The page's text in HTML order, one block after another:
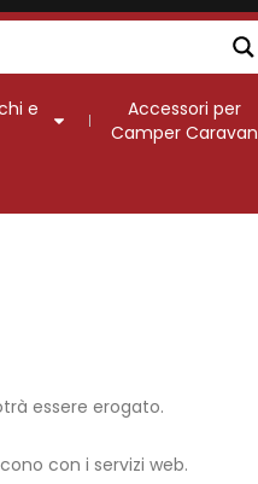
e
Accessori per
Camper Caravan
essere erogato.
con i servizi web.